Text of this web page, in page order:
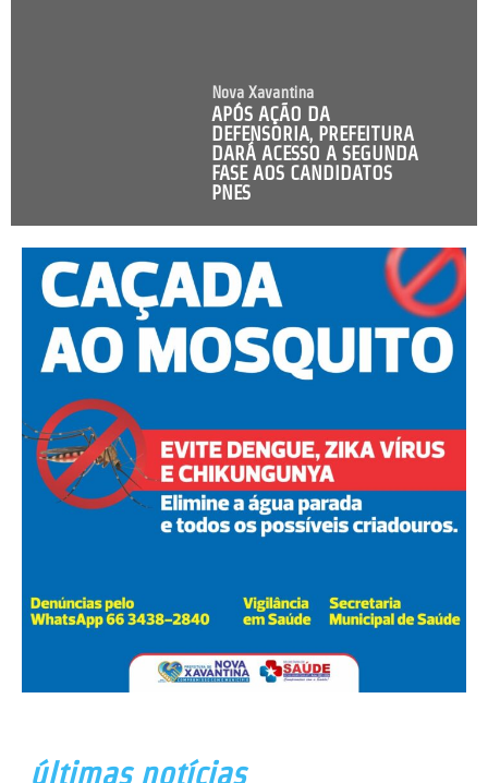
Nova Xavantina
APÓS AÇÃO DA
DEFENSORIA, PREFEITURA
DARÁ ACESSO A SEGUNDA
FASE AOS CANDIDATOS
PNES
últimas notícias